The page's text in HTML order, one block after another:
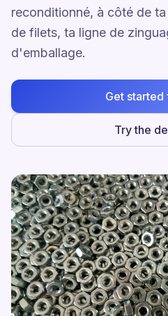
reconditionné, à côté de
de filets, ta ligne de
d'emballage.
Get
Try the